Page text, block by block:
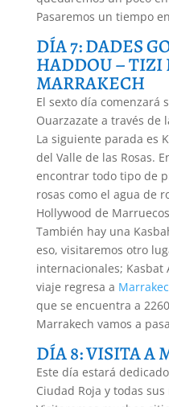
Pasaremos un tiempo
DÍA 7: DADES
HADDOU – TIZI
MARRAKECH
El sexto día comenzará
Ouarzazate a través de
La siguiente parada es
del Valle de las Rosas.
encontrar todo tipo de
rosas como el agua de
Hollywood de
También hay una
eso, visitaremos otro
internacionales; Kasbat
viaje regresa a
que se encuentra a
Marrakech vamos a
DÍA 8: VISITA A
Este día estará
Ciudad Roja y todas